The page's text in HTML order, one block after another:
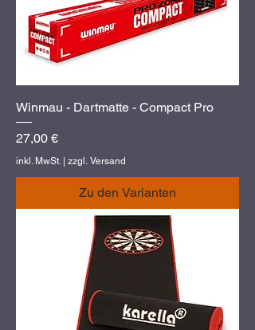
Winmau - Dartmatte - Compact Pro
Preis
27,00 €
inkl. MwSt.| zzgl. Versand
Zu den Varianten